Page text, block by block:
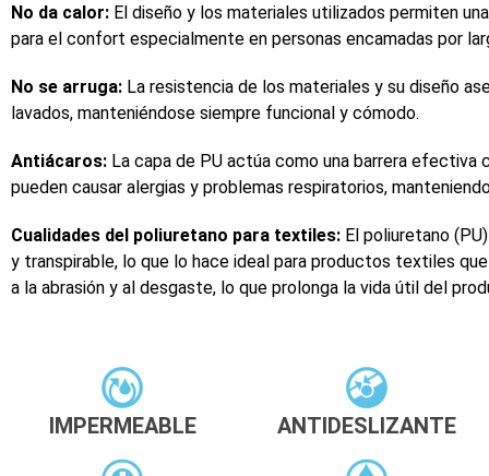
No da calor: El diseño y los materiales utilizados permiten
para el confort especialmente en personas encamadas por
No se arruga: La resistencia de los materiales y su diseño
lavados, manteniéndose siempre funcional y cómodo.
Antiácaros: La capa de PU actúa como una barrera
pueden causar alergias y problemas respiratorios,
Cualidades del poliuretano para textiles: El poliuretano
y transpirable, lo que lo hace ideal para productos textiles
a la abrasión y al desgaste, lo que prolonga la vida útil del
IMPERMEABLE ANTIDESLIZANTE